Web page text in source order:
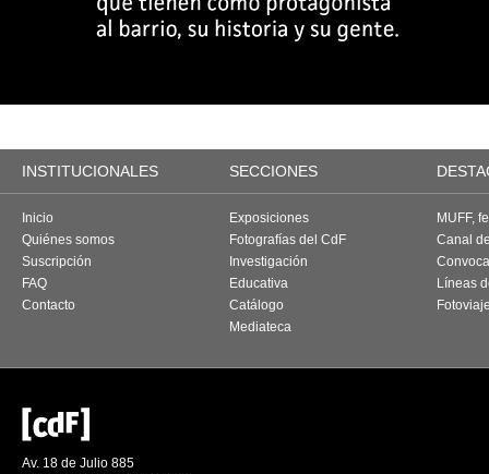
INSTITUCIONALES SECCIONES
Inicio
Quiénes somos
Suscripción
FAQ
Contacto
Exposiciones
Fotografías del CdF
Investigación
Educativa
Catálogo
Mediateca
MUFF,
Canal
Líneas
Av. 18 de Julio 885